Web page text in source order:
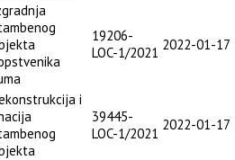
19206-
LOC-1/2021 2022-01-17
i
39445-
LOC-1/2021
2022-01-17